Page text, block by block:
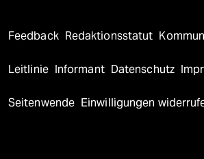
Feedback Redaktionsstatut
Leitlinie Informant Datenschutz
Seitenwende Einwilligungen